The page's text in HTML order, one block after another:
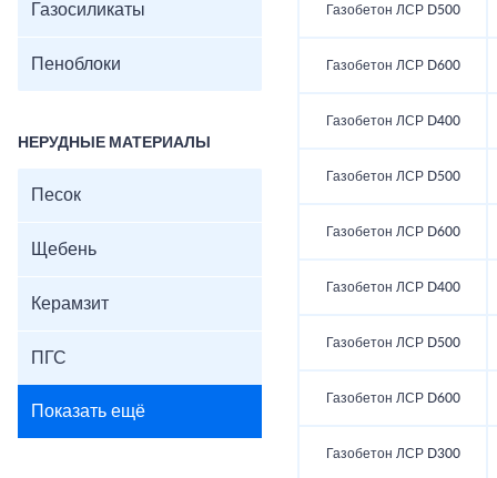
Газосиликаты
Пеноблоки
НЕРУДНЫЕ МАТЕРИАЛЫ
Песок
Щебень
Керамзит
ПГС
Показать ещё
Газобетон ЛСР D500
Газобетон ЛСР D600
Газобетон ЛСР D400
Газобетон ЛСР D500
Газобетон ЛСР D600
Газобетон ЛСР D400
Газобетон ЛСР D500
Газобетон ЛСР D600
Газобетон ЛСР D300